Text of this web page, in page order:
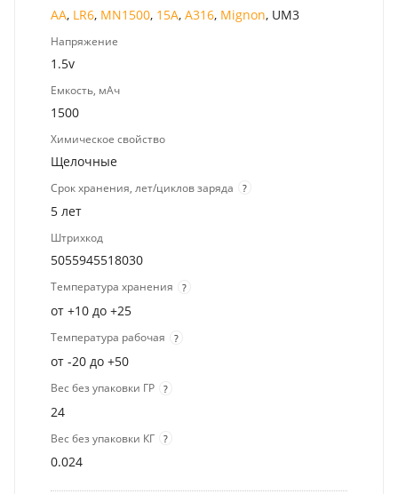
AA, LR6, MN1500, 15A, A316, Mignon, UM3
Напряжение
1.5v
Емкость, мАч
1500
Химическое свойство
Щелочные
Срок хранения, лет/циклов заряда ?
5 лет
Штрихкод
5055945518030
Температура хранения ?
от +10 до +25
Температура рабочая ?
от -20 до +50
Вес без упаковки ГР ?
24
Вес без упаковки КГ ?
0.024